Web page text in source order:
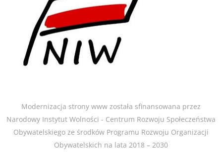
Modernizacja strony www została sfinansowana przez
Narodowy Instytut Wolności - Centrum Rozwoju Społeczeństwa
Obywatelskiego ze środków Programu Rozwoju Organizacji
Obywatelskich na lata 2018 – 2030​